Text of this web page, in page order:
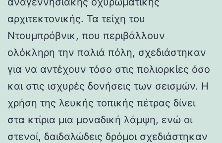
αρχιτεκτονικής. Τα τείχη του
Ντουμπρόβνικ, που περιβάλλουν
ολόκληρη την παλιά πόλη, σχεδιάστηκαν
για να αντέχουν τόσο στις πολιορκίες όσο
και στις ισχυρές δονήσεις των σεισμών. Η
χρήση της λευκής τοπικής πέτρας δίνει
στα κτίρια μια μοναδική λάμψη, ενώ οι
στενοί, δαιδαλώδεις δρόμοι σχεδιάστηκαν